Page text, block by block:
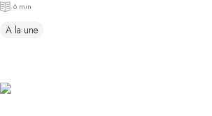
6 min
A la une